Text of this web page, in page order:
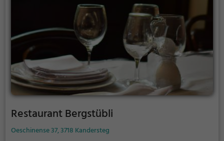
Restaurant Bergstübli
Oeschinense 37, 3718 Kandersteg